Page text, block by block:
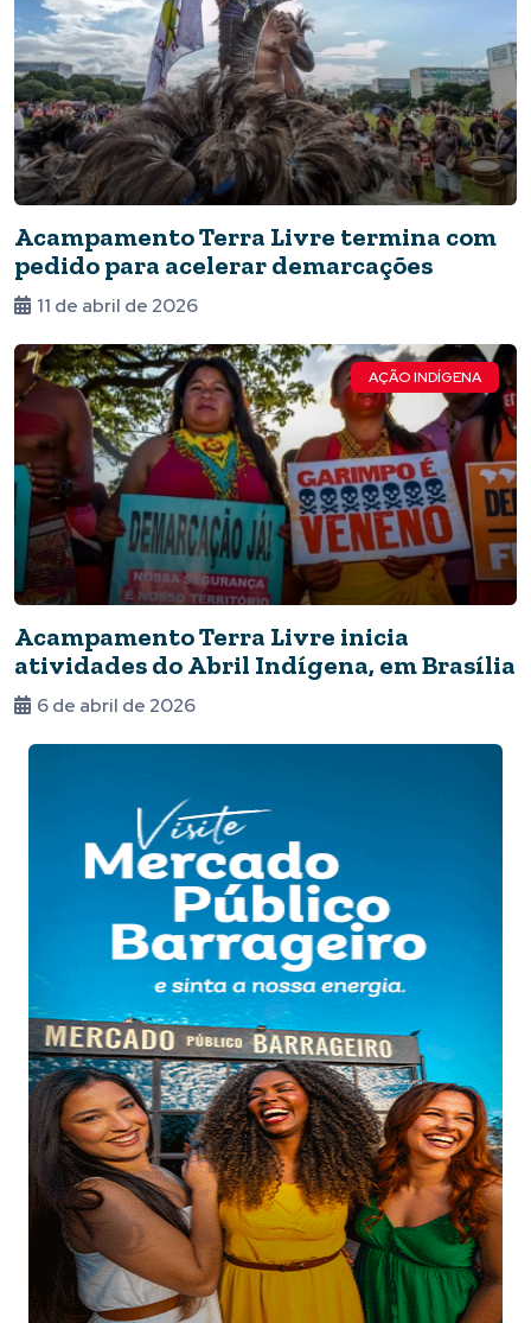
Acampamento Terra Livre termina com
pedido para acelerar demarcações
11 de abril de 2026
AÇÃO INDÍGENA
Acampamento Terra Livre inicia
atividades do Abril Indígena, em Brasília
6 de abril de 2026